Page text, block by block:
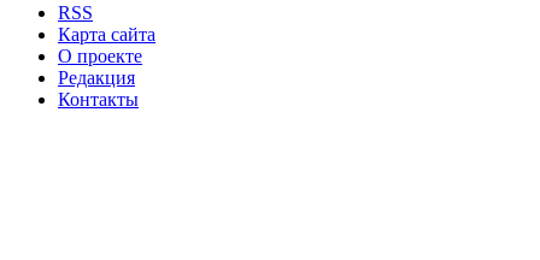
RSS
Карта сайта
О проекте
Редакция
Контакты